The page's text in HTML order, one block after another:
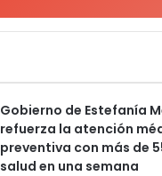
Gobierno de Estefanía
refuerza la atención
preventiva con más de
salud en una semana